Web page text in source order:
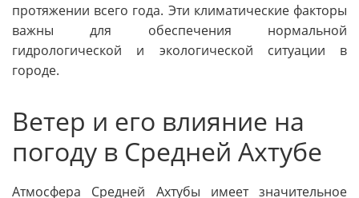
протяжении всего года. Эти климатические факторы
важны для обеспечения нормальной
гидрологической и экологической ситуации в
городе.
Ветер и его влияние на
погоду в Средней Ахтубе
Атмосфера Средней Ахтубы имеет значительное